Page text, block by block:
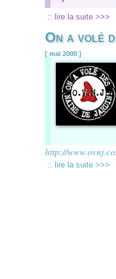
:: lire la suite >>>
On a volé
[ mai 2000 ]
http://
:: lire la suite >>>